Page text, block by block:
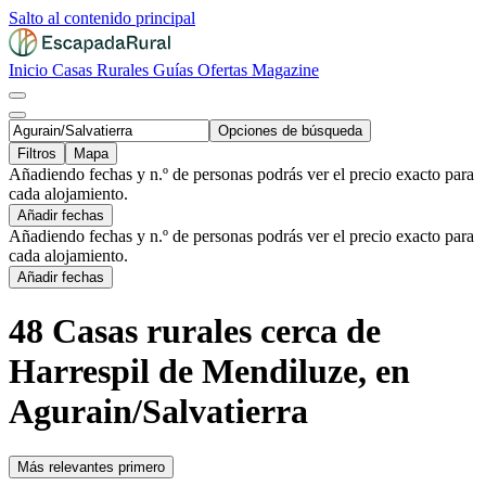
Salto al contenido principal
Inicio Casas Rurales Guías Ofertas Magazine
Opciones de búsqueda
Filtros
Mapa
Añadiendo fechas y n.º de personas podrás ver el precio exacto para
cada alojamiento.
Añadir fechas
Añadiendo fechas y n.º de personas podrás ver el precio exacto para
cada alojamiento.
Añadir fechas
48 Casas rurales cerca de
Harrespil de Mendiluze, en
Agurain/Salvatierra
Más relevantes primero